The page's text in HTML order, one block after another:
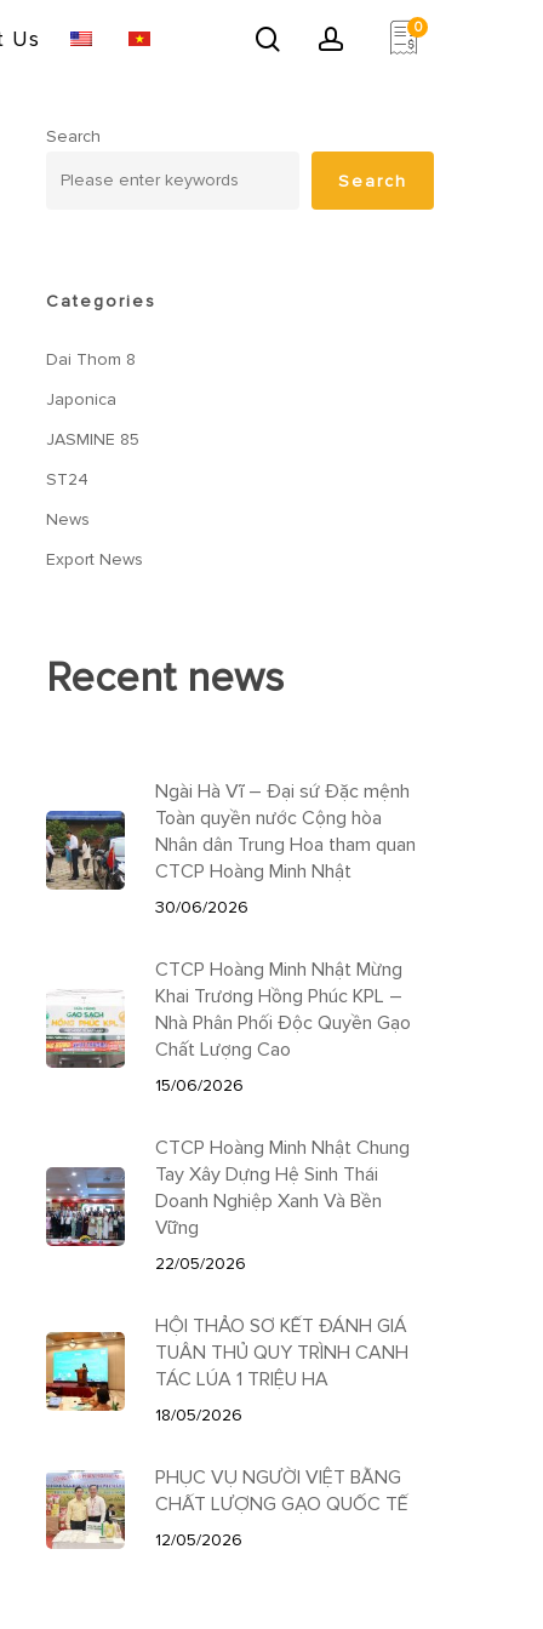
Us searchaccount
0
Search
Search
Categories
Dai Thom 8
Japonica
JASMINE 85
ST24
News
Export News
Recent news
Ngài Hà Vĩ – Đại sứ Đặc mệnh
Toàn quyền nước Cộng hòa
Nhân dân Trung Hoa tham quan
CTCP Hoàng Minh Nhật
30/06/2026
CTCP Hoàng Minh Nhật Mừng
Khai Trương Hồng Phúc KPL –
Nhà Phân Phối Độc Quyền Gạo
Chất Lượng Cao
15/06/2026
CTCP Hoàng Minh Nhật Chung
Tay Xây Dựng Hệ Sinh Thái
Doanh Nghiệp Xanh Và Bền
Vững
22/05/2026
HỘI THẢO SƠ KẾT ĐÁNH GIÁ
TUÂN THỦ QUY TRÌNH CANH
TÁC LÚA 1 TRIỆU HA
18/05/2026
PHỤC VỤ NGƯỜI VIỆT BẰNG
CHẤT LƯỢNG GẠO QUỐC TẾ
12/05/2026